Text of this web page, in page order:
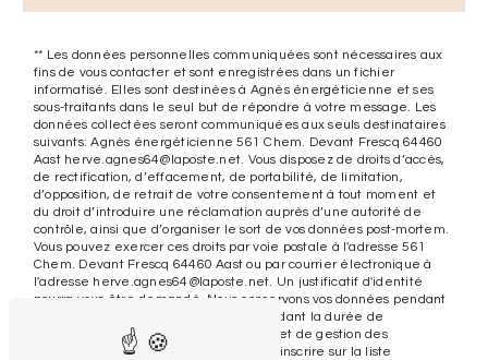
** Les données personnelles communiquées sont nécessaires aux
fins de vous contacter et sont enregistrées dans un fichier
informatisé. Elles sont destinées à Agnès énergéticienne et ses
sous-traitants dans le seul but de répondre à votre message. Les
données collectées seront communiquées aux seuls destinataires
suivants: Agnès énergéticienne 561 Chem. Devant Frescq 64460
Aast herve.agnes64@laposte.net. Vous disposez de droits d’accès,
de rectification, d’effacement, de portabilité, de limitation,
d’opposition, de retrait de votre consentement à tout moment et
du droit d’introduire une réclamation auprès d’une autorité de
contrôle, ainsi que d’organiser le sort de vos données post-mortem.
Vous pouvez exercer ces droits par voie postale à l'adresse 561
Chem. Devant Frescq 64460 Aast ou par courrier électronique à
l'adresse herve.agnes64@laposte.net. Un justificatif d'identité
pourra vous être demandé. Nous conservons vos données pendant
la période de prise de contact puis pendant la durée de
prescription légale aux fins probatoires et de gestion des
contentieux. Vous avez le droit de vous inscrire sur la liste